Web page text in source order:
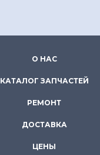
О НАС
КАТАЛОГ ЗАПЧАСТЕЙ
РЕМОНТ
ДОСТАВКА
ЦЕНЫ